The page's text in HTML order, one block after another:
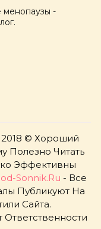
менопаузы -
© Хороший
Полезно Читать
Эффективны
Sonnik.ru - Все
Публикуют На
Сайта.